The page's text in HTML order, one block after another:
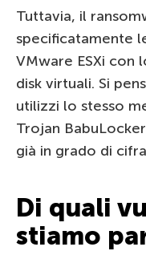
Tuttavia, il
specificatamente
VMware ESXi con
disk virtuali. Si
utilizzi lo stesso
Trojan BabuLocker
già in grado di
Di quali
stiamo